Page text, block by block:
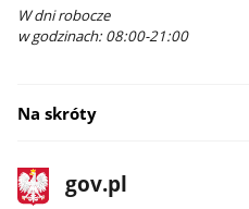
W dni robocze
w godzinach: 08:00-21:00
Na skróty
stopka
gov.pl
Strona
gov.pl